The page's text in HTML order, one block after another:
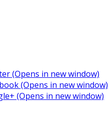
(Opens in new window)
(Opens in new window)
(Opens in new window)